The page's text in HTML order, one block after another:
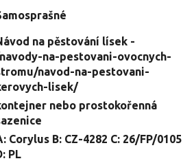
na pěstování lísek -
na-pestovani-ovocnych-
navod-na-pestovani-
lisek/
nebo prostokořenná
Corylus B: CZ-4282 C: 26/FP/0105
PL